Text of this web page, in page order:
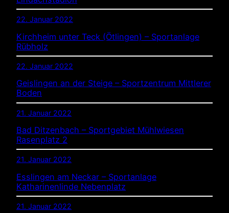
22. Januar 2022
Kirchheim unter Teck (Ötlingen) – Sportanlage
Rübholz
22. Januar 2022
Geislingen an der Steige – Sportzentrum Mittlerer
Boden
21. Januar 2022
Bad Ditzenbach – Sportgebiet Mühlwiesen
Rasenplatz 2
21. Januar 2022
Esslingen am Neckar – Sportanlage
Katharinenlinde Nebenplatz
21. Januar 2022